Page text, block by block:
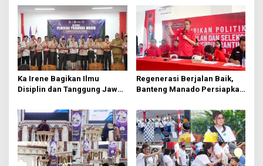
Ka Irene Bagikan Ilmu
Disiplin dan Tanggung Jawab
Manado
Regenerasi Berjalan Baik,
Banteng Manado Persiapkan
Rumput